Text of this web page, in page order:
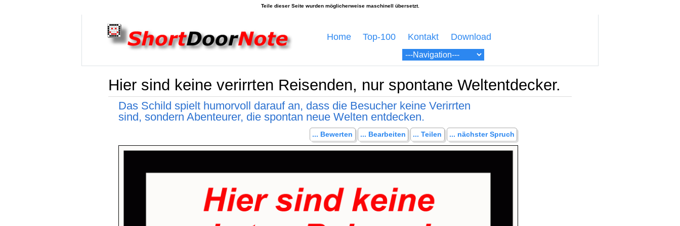
Home Top-100 Kontakt Download
Hier sind keine verirrten Reisenden, nur spontane Weltentdecker.
Das Schild spielt humorvoll darauf an, dass die Besucher keine Verirrten
sind, sondern Abenteurer, die spontan neue Welten entdecken.
... Bewerten ... Bearbeiten ... Teilen ... nächster Spruch